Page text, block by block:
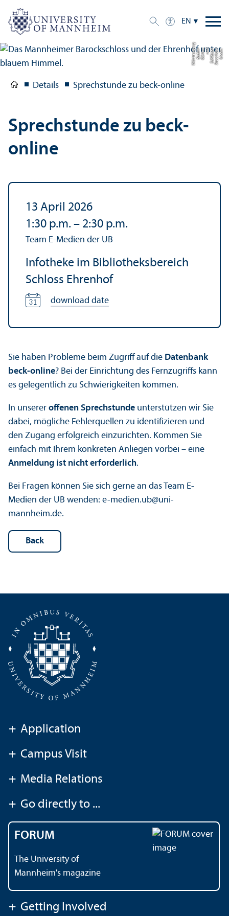
EN
C
r
e
di
t:
S
t
a
a
tli
c
h
e
S
c
hl
ö
s
s
e
r
u
n
d
G
ä
r
t
e
n
B
a
d
e
n-
W
ü
r
t
t
e
m
b
e
r
g
Details Sprechstunde zu beck-online
Sprechstunde zu beck-
online
13 April 2026
1:30 p.m. – 2:30 p.m.
Team E-Medien der UB
Infotheke im Bibliotheksbereich
Schloss Ehrenhof
download date
Sie haben Probleme beim Zugriff auf die Datenbank
beck-online? Bei der Einrichtung des Fernzugriffs kann
es gelegentlich zu Schwierigkeiten kommen.
In unserer offenen Sprechstunde unterstützen wir Sie
dabei, mögliche Fehlerquellen zu identifizieren und
den Zugang erfolgreich einzurichten. Kommen Sie
einfach mit Ihrem konkreten Anliegen vorbei – eine
Anmeldung ist nicht erforderlich.
Bei Fragen können Sie sich gerne an das Team E-
Medien der UB wenden: e-medien.ub@uni-
mannheim.de.
Back
+ Application
+ Campus Visit
+ Media Relations
+ Go directly to ...
FORUM
The University of
Mannheim's magazine
+ Getting Involved